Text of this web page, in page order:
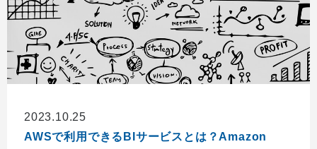
2023.10.25
AWSで利用できるBIサービスとは？Amazon